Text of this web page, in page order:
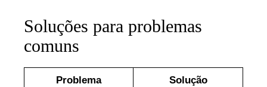
Soluções para problemas
comuns
Problema Solução